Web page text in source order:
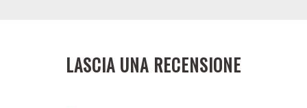
LASCIA UNA RECENSIONE